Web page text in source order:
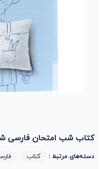
کتاب شب امتحان فارسی
دسته‌های مرتبط : کتاب